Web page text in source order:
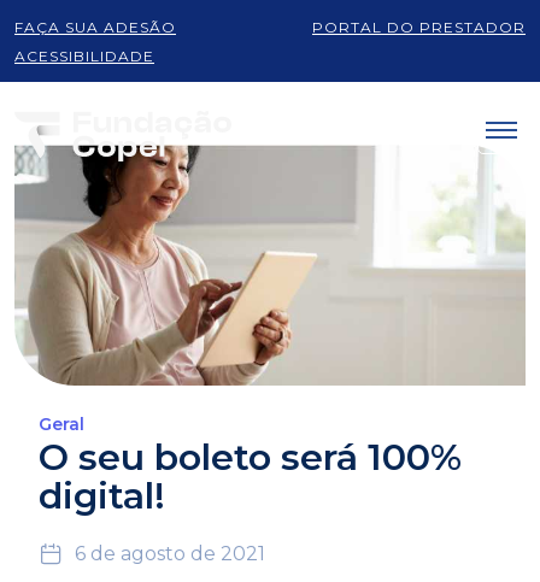
FAÇA SUA ADESÃO
PORTAL DO PRESTADOR
ACESSIBILIDADE
Geral
O seu boleto será 100%
digital!
6 de agosto de 2021